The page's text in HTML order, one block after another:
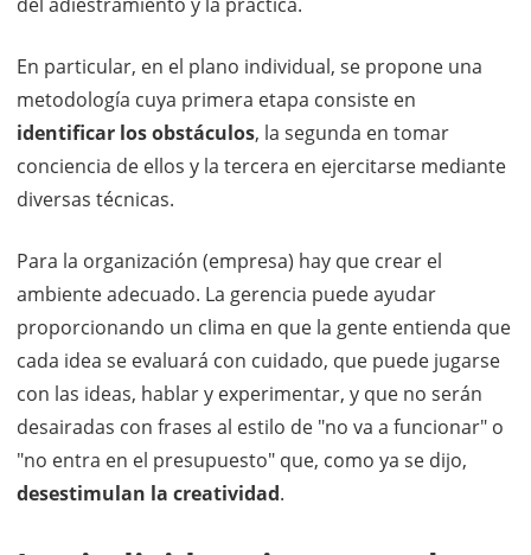
En particular, en el plano individual, se propone una
metodología cuya primera etapa consiste en
identificar los obstáculos, la segunda en tomar
conciencia de ellos y la tercera en ejercitarse mediante
diversas técnicas.
Para la organización (empresa) hay que crear el
ambiente adecuado. La gerencia puede ayudar
proporcionando un clima en que la gente entienda que
cada idea se evaluará con cuidado, que puede jugarse
con las ideas, hablar y experimentar, y que no serán
desairadas con frases al estilo de "no va a funcionar" o
"no entra en el presupuesto" que, como ya se dijo,
desestimulan la creatividad.